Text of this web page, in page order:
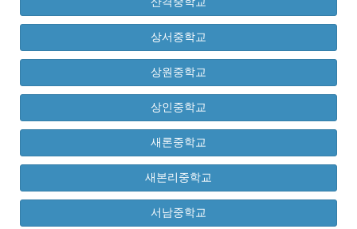
상서중학교
상원중학교
상인중학교
새론중학교
새본리중학교
서남중학교